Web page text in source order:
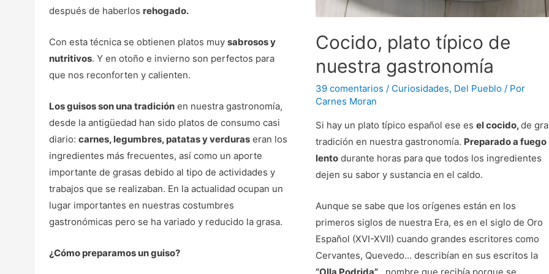
después de haberlos rehogado.
Con esta técnica se obtienen platos muy sabrosos y
nutritivos. Y en otoño e invierno son perfectos para
que nos reconforten y calienten.
Los guisos son una tradiciónen nuestra gastronomía,
desde la antigüedad han sido platos de consumo casi
diario: carnes, legumbres, patatas y verduraseran los
ingredientes más frecuentes, así como un aporte
importante de grasas debido al tipo de actividades y
trabajos que se realizaban. En la actualidad ocupan un
lugar importantes en nuestras costumbres
gastronómicas pero se ha variado y reducido la grasa.
¿Cómo preparamos un guiso?
Cocido, plato típico de
nuestra gastronomía
39 comentarios / Curiosidades, Del Pueblo/ Por
Carnes Moran
Si hay un plato típico español ese es el cocido,de
tradición en nuestra gastronomía. Preparado a fuego
lentodurante horas para que todos los ingredientes
dejen su sabor y sustancia en el caldo.
Aunque se sabe que los orígenes están en los
primeros siglos de nuestra Era, es en el siglo de Oro
Español (XVI-XVII) cuando grandes escritores como
Cervantes, Quevedo… describían en sus escritos la